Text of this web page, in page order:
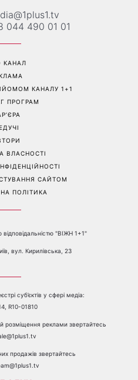
044 490 01 01
КАНАЛ
КАНАЛУ 1+1
ПРОГРАМ
ВЛАСНОСТІ
САЙТОМ
ПОЛІТИКА
"ВІЖН 1+1"
вул. Кирилівська, 23
суб’єктів у сфері медіа:
R10-01810
й розміщення реклами звертайтесь
продажів звертайтесь